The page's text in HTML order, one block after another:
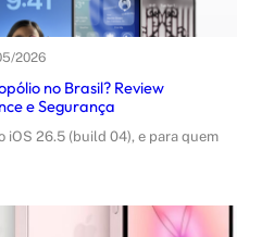
2026
no Brasil? Review
e Segurança
iOS 26.5 (build 04), e para quem